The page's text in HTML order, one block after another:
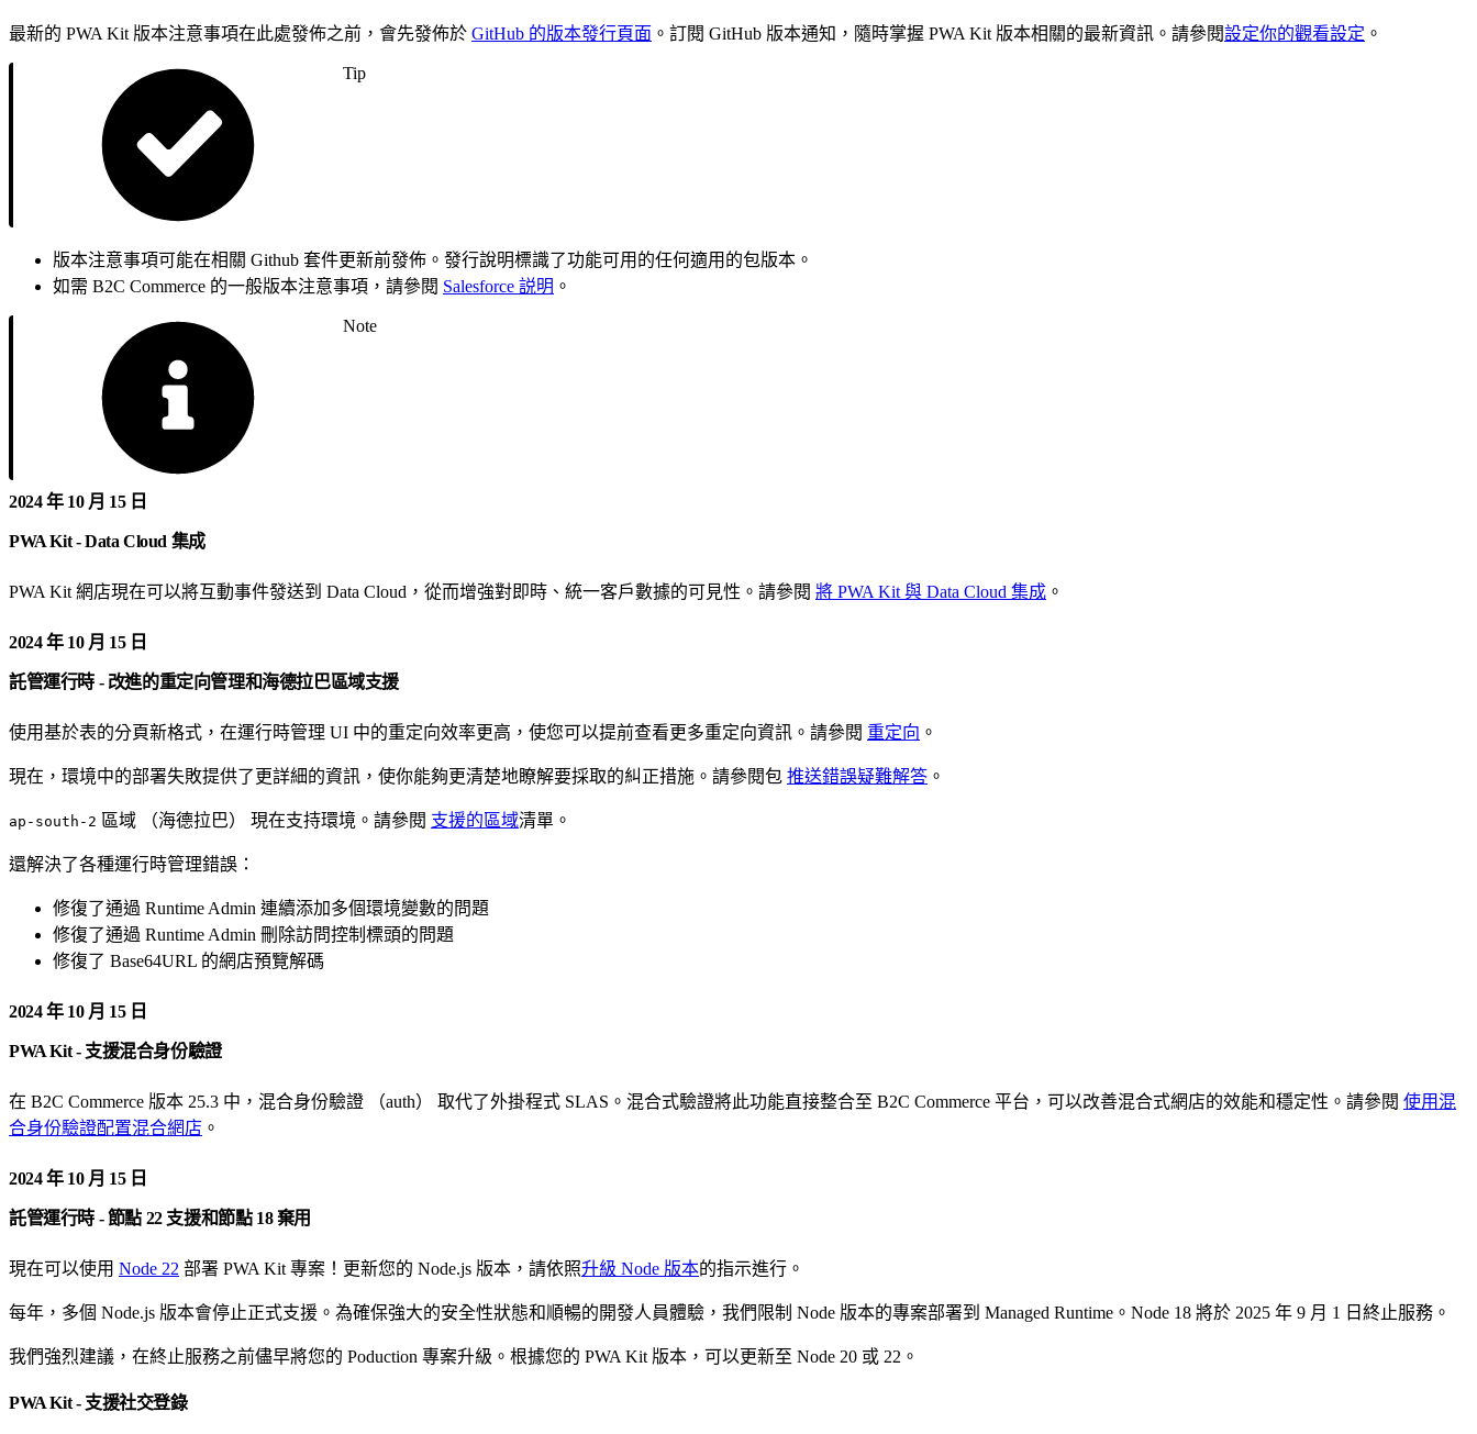
最新的 PWA Kit 版本注意事項在此處發佈之前，會先發佈於 GitHub 的版本發行頁面 。訂閱 GitHub 版本通知，隨時掌握 PWA Kit 版本相關的最新資訊。請參閱設定你的觀看設定 。
Tip
版本注意事項可能在相關 Github 套件更新前發佈。發行說明標識了功能可用的任何適用的包版本。
如需 B2C Commerce 的一般版本注意事項，請參閱 Salesforce 説明 。
Note
2024 年 10 月 15 日
PWA Kit - Data Cloud 集成
PWA Kit 網店現在可以將互動事件發送到 Data Cloud，從而增強對即時、統一客戶數據的可見性。請參閱 將 PWA Kit 與 Data Cloud 集成 。
2024 年 10 月 15 日
託管運行時 - 改進的重定向管理和海德拉巴區域支援
使用基於表的分頁新格式，在運行時管理 UI 中的重定向效率更高，使您可以提前查看更多重定向資訊。請參閱 重定向 。
現在，環境中的部署失敗提供了更詳細的資訊，使你能夠更清楚地瞭解要採取的糾正措施。請參閱包 推送錯誤疑難解答 。
ap-south-2 區域 （海德拉巴） 現在支持環境。請參閱 支援的區域清單。
還解決了各種運行時管理錯誤：
修復了通過 Runtime Admin 連續添加多個環境變數的問題
修復了通過 Runtime Admin 刪除訪問控制標頭的問題
修復了 Base64URL 的網店預覽解碼
2024 年 10 月 15 日
PWA Kit - 支援混合身份驗證
在 B2C Commerce 版本 25.3 中，混合身份驗證 （auth） 取代了外掛程式 SLAS。混合式驗證將此功能直接整合至 B2C Commerce 平台，可以改善混合式網店的效能和穩定性。請參閱 使用混
合身份驗證配置混合網店 。
2024 年 10 月 15 日
託管運行時 - 節點 22 支援和節點 18 棄用
現在可以使用 Node 22 部署 PWA Kit 專案！更新您的 Node.js 版本，請依照升級 Node 版本的指示進行。
每年，多個 Node.js 版本會停止正式支援。為確保強大的安全性狀態和順暢的開發人員體驗，我們限制 Node 版本的專案部署到 Managed Runtime。Node 18 將於 2025 年 9 月 1 日終止服務。
我們強烈建議，在終止服務之前儘早將您的 Poduction 專案升級。根據您的 PWA Kit 版本，可以更新至 Node 20 或 22。
PWA Kit - 支援社交登錄